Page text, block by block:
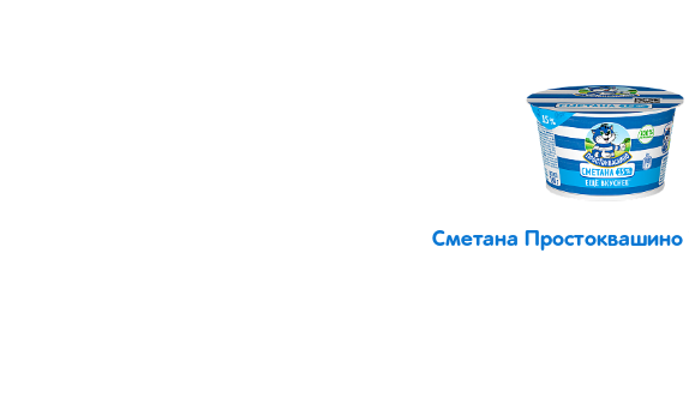
Сметана Простоквашино